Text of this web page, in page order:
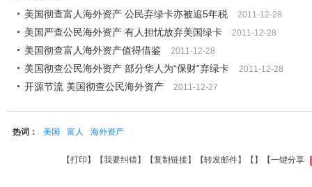
美国彻查富人海外资产 公民弃绿卡亦被追5年税
2011-12-28
美国严查公民海外资产 有人担忧放弃美国绿卡 2011-12-28
美国彻查富人海外资产值得借鉴 2011-12-28
美国彻查公民海外资产 部分华人为“保财”弃绿卡 2011-12-28
开源节流 美国彻查公民海外资产 2011-12-27
热词： 美国 富人 海外资产
【打印 】【我要纠错】【复制链接】【转发邮件】【 】 【一键分享